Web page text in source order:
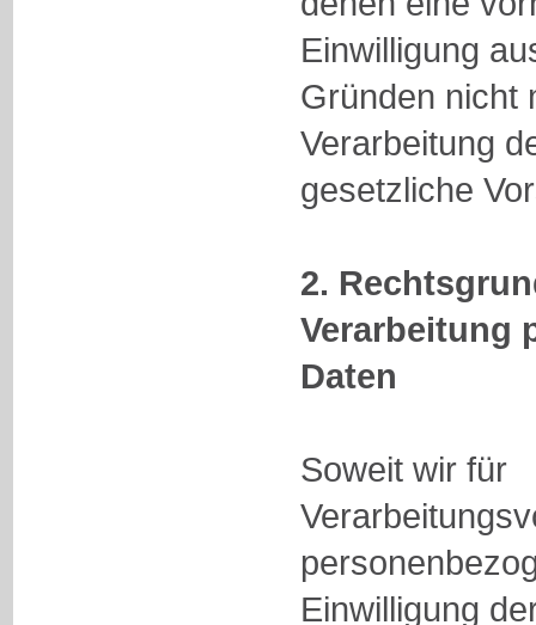
Einwilligung
Gründen nicht
Verarbeitung
gesetzliche
2.
Verarbeitung
Daten
Soweit wir für
Einwilligung